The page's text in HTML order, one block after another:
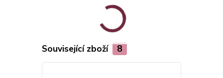
Související zboží 8